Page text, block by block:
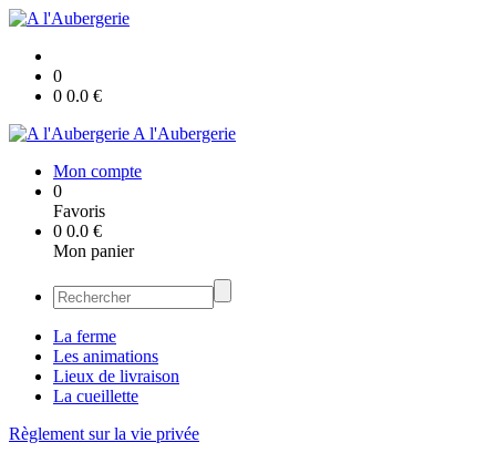
0
0 0.0 €
A l'Aubergerie
Mon compte
0
Favoris
0 0.0 €
Mon panier
La ferme
Les animations
Lieux de livraison
La cueillette
Règlement sur la vie privée